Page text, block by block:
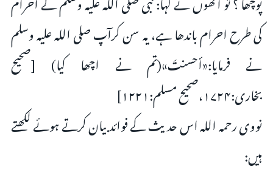
كى طرح احرام باندھا ہے، یہ سن كرآپ صلی اللہ علیہ وسلم
نے فرمایا:«أحسنتَ»(تم نے اچھا کیا) [صحیح
بخارى:۱۷۲۴،صحیح مسلم:۱۲۲۱]
نووى رحمہ اللہ اس حدیث کے فوائد بیان کرتے ہوئے لکھتے
ہیں: